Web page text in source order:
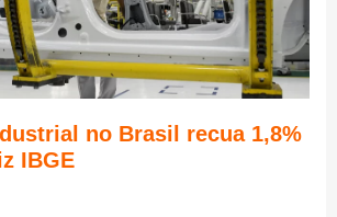
no Brasil recua 1,8%
IBGE